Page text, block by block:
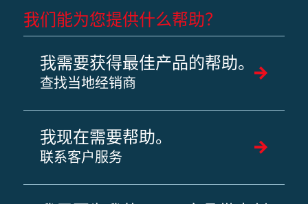
我们能为您提供什么帮助？
我需要获得最佳产品的帮助。
查找当地经销商
我现在需要帮助。
联系客户服务